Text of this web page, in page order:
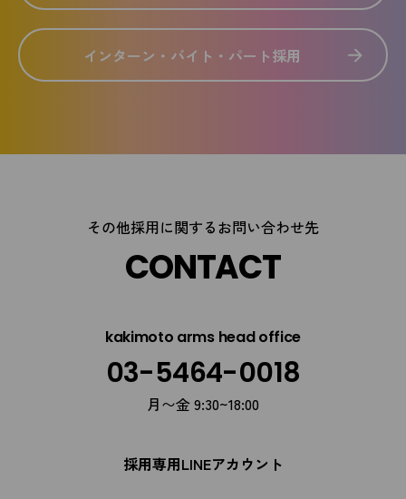
インターン・バイト・パート採用
その他採用に関するお問い合わせ先
CONTACT
kakimoto arms head office
03-5464-0018
月〜金 9:30~18:00
採用専用LINEアカウント